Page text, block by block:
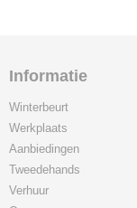
Informatie
Winterbeurt
Werkplaats
Aanbiedingen
Tweedehands
Verhuur